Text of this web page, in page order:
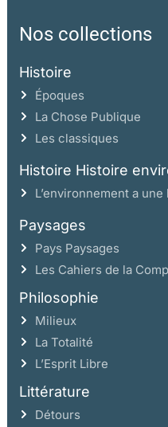
Nos collections
Histoire
Époques
La Chose Publique
Les classiques
Histoire Histoire
L’environnement a
Paysages
Pays Paysages
Les Cahiers de la
Philosophie
Milieux
La Totalité
L’Esprit Libre
Littérature
Détours